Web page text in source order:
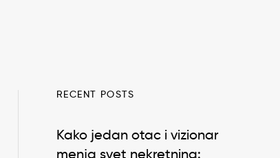
RECENT POSTS
Kako jedan otac i vizionar